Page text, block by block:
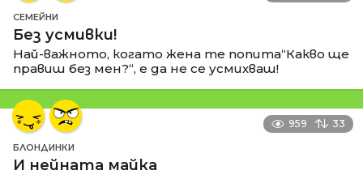
СЕМЕЙНИ
Без усмивки!
Най-важното, когато жена те попита“Какво ще
правиш без мен?“, е да не се усмихваш!
959 33
БЛОНДИНКИ
И нейната майка